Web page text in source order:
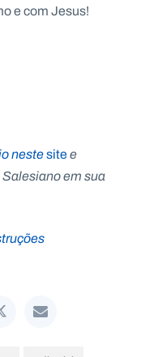
e com Jesus!
nestesitee
em sua